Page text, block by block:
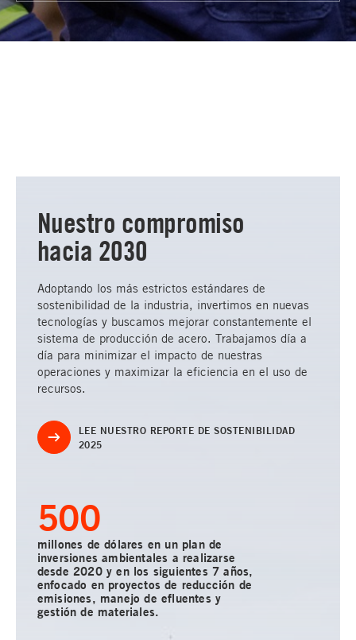
Nuestro compromiso
hacia 2030
Adoptando los más estrictos estándares de
sostenibilidad de la industria, invertimos en nuevas
tecnologías y buscamos mejorar constantemente el
sistema de producción de acero. Trabajamos día a
día para minimizar el impacto de nuestras
operaciones y maximizar la eficiencia en el uso de
recursos.
LEE NUESTRO REPORTE DE SOSTENIBILIDAD
2025
500
millones de dólares en un plan de
inversiones ambientales a realizarse
desde 2020 y en los siguientes 7 años,
enfocado en proyectos de reducción de
emisiones, manejo de efluentes y
gestión de materiales.